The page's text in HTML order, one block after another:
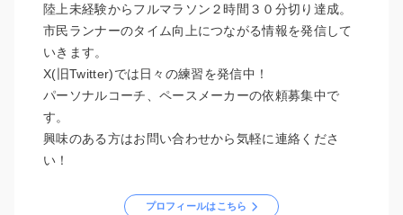
陸上未経験からフルマラソン２時間３０分切り達成。
市民ランナーのタイム向上につながる情報を発信して
いきます。
X(旧Twitter)では日々の練習を発信中！
パーソナルコーチ、ペースメーカーの依頼募集中で
す。
興味のある方はお問い合わせから気軽に連絡くださ
い！
プロフィールはこちら